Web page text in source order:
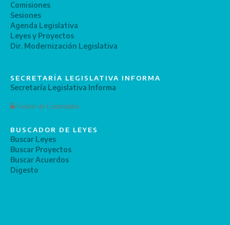
Comisiones
Sesiones
Agenda Legislativa
Leyes y Proyectos
Dir. Modernización Legislativa
SECRETARÍA LEGISLATIVA INFORMA
Secretaría Legislativa Informa
Gestor de Contenidos
BUSCADOR DE LEYES
Buscar Leyes
Buscar Proyectos
Buscar Acuerdos
Digesto